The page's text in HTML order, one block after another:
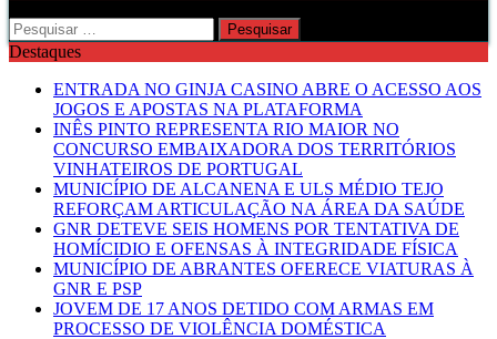
Pesquisar
por:
Destaques
ENTRADA NO GINJA CASINO ABRE O ACESSO AOS
JOGOS E APOSTAS NA PLATAFORMA
INÊS PINTO REPRESENTA RIO MAIOR NO
CONCURSO EMBAIXADORA DOS TERRITÓRIOS
VINHATEIROS DE PORTUGAL
MUNICÍPIO DE ALCANENA E ULS MÉDIO TEJO
REFORÇAM ARTICULAÇÃO NA ÁREA DA SAÚDE
GNR DETEVE SEIS HOMENS POR TENTATIVA DE
HOMÍCIDIO E OFENSAS À INTEGRIDADE FÍSICA
MUNICÍPIO DE ABRANTES OFERECE VIATURAS À
GNR E PSP
JOVEM DE 17 ANOS DETIDO COM ARMAS EM
PROCESSO DE VIOLÊNCIA DOMÉSTICA